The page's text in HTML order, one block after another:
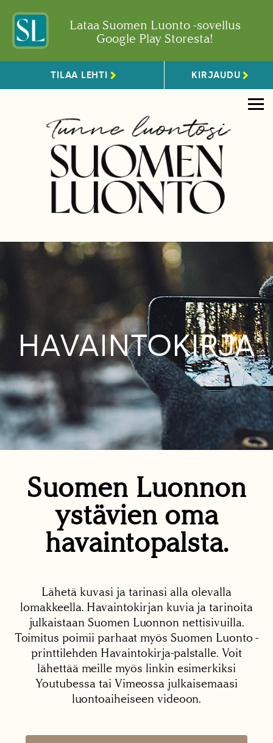
Lataa Suomen Luonto -sovellus
Google Play Storesta!
TILAA LEHTI KIRJAUDU
HAVAINTOKIRJA
Suomen Luonnon
ystävien oma
havaintopalsta.
Lähetä kuvasi ja tarinasi alla olevalla
lomakkeella. Havaintokirjan kuvia ja tarinoita
julkaistaan Suomen Luonnon nettisivuilla.
Toimitus poimii parhaat myös Suomen Luonto -
printtilehden Havaintokirja-palstalle. Voit
lähettää meille myös linkin esimerkiksi
Youtubessa tai Vimeossa julkaisemaasi
luontoaiheiseen videoon.